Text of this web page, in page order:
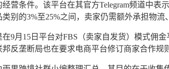
营条件。该平台在其官方Telegram频道中
别的3%至25%之间，卖家仍需额外承担物流
9月15日平台对FBS（卖家自发货）模式佣
反垄断局也在要求电商平台修订商家合作规